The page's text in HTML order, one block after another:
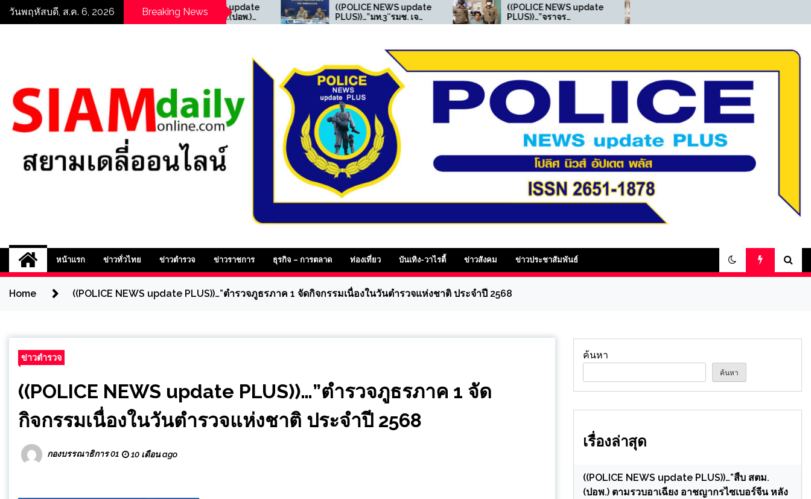
Skipวันพฤหัสบดี, ส.ค. 6, 2026 Breaking News
กับ
((POLICE NEWS update
PLUS))…”สืบ สตม.(ปอพ.)
ตามรวบอาเฉียง อาชญากร
((POLICE NEWS update
PLUS))…”มท.3″รมช. เจ
เศรษฐ” นำทีมเปิดปฏิบัติ
0 รวบผู้ต้องหา 17 ราย
((POLICE NEWS update
PLUS))…”จราจร
สน.เพชรเกษม จับยาเสพติด
((POLICE NEWS update
PLUS))…”สายตรวจ
เพชรเกษม รวบหนุ่มครอบ
เพชรเ
สยามเดลี่ออนไลน์ , SiamDailyOnline , policenewsupdateplus
หน้าแรก ข่าวทั่วไทย ข่าวตำรวจ ข่าวราชการ ธุรกิจ – การตลาด ท่องเที่ยว บันเทิง-วาไรตี้ ข่าวสังคม ข่าวประชาสัมพันธ์
Home ((POLICE NEWS update PLUS))…”ตำรวจภูธรภาค 1 จัดกิจกรรมเนื่องในวันตำรวจแห่งชาติ ประจำปี 2568
ข่าวตำรวจ
((POLICE NEWS update PLUS))…”ตำรวจภูธรภาค 1 จัด
กิจกรรมเนื่องในวันตำรวจแห่งชาติ ประจำปี 2568
กองบรรณาธิการ 01 10 เดือน ago
ค้นหา
ค้นหา
เรื่องล่าสุด
((POLICE NEWS update PLUS))…”สืบ สตม.
(ปอพ.) ตามรวบอาเฉียง อาชญากรไซเบอร์จีน หลัง